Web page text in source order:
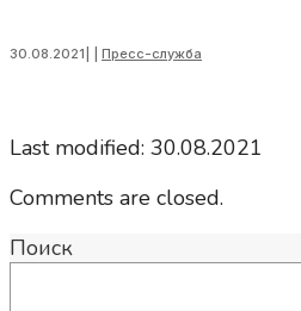
30.08.2021 Пресс-служба
Last modified: 30.08.2021
Comments are closed.
Поиск